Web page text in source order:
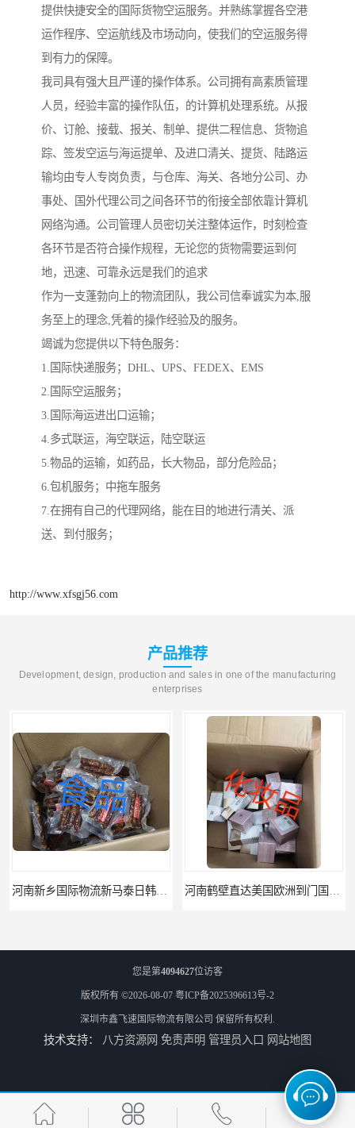
提供快捷安全的国际货物空运服务。并熟练掌握各空港
运作程序、空运航线及市场动向，使我们的空运服务得
到有力的保障。
我司具有强大且严谨的操作体系。公司拥有高素质管理
人员，经验丰富的操作队伍，的计算机处理系统。从报
价、订舱、接载、报关、制单、提供二程信息、货物追
踪、签发空运与海运提单、及进口清关、提货、陆路运
输均由专人专岗负责，与仓库、海关、各地分公司、办
事处、国外代理公司之间各环节的衔接全部依靠计算机
网络沟通。公司管理人员密切关注整体运作，时刻检查
各环节是否符合操作规程，无论您的货物需要运到何
地，迅速、可靠永远是我们的追求
作为一支蓬勃向上的物流团队，我公司信奉诚实为本,服
务至上的理念,凭着的操作经验及的服务。
竭诚为您提供以下特色服务：
1.国际快递服务；DHL、UPS、FEDEX、EMS
2.国际空运服务；
3.国际海运进出口运输；
4.多式联运，海空联运，陆空联运
5.物品的运输，如药品，长大物品，部分危险品；
6.包机服务；中拖车服务
7.在拥有自己的代理网络，能在目的地进行清关、派
送、到付服务；
http://www.xfsgj56.com
产品推荐
Development, design, production and sales in one of the manufacturing
enterprises
河南新乡国际物流新马泰日韩菲律宾老挝缅甸印尼柬埔寨双清包税 河南鹤壁直达美国欧洲到门国际快递药品口罩洗手液消毒水防护衣
河南鹤壁美森快船美国FBA专线海运国际物流双清包税 河南安阳欧美日加FBA空海运入仓DHL快递代理当日提取
您是第4094627位访客
版权所有 ©2026-08-07 粤ICP备2025396613号-2
深圳市鑫飞速国际物流有限公司 保留所有权利.
技术支持： 八方资源网 免责声明 管理员入口 网站地图